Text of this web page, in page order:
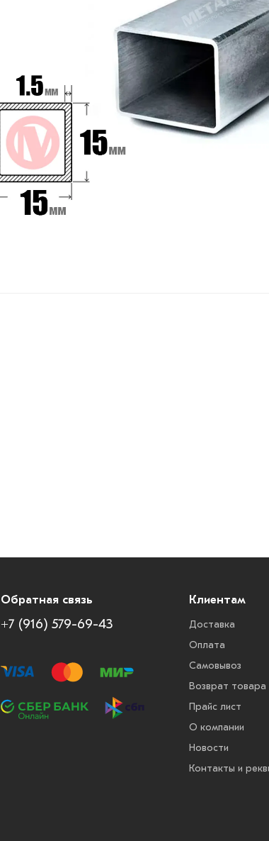
Обратная связь
+7 (916) 579-69-43
Клиентам
Доставка
Оплата
Самовывоз
Возврат товара
Прайс лист
О компании
Новости
Контакты и